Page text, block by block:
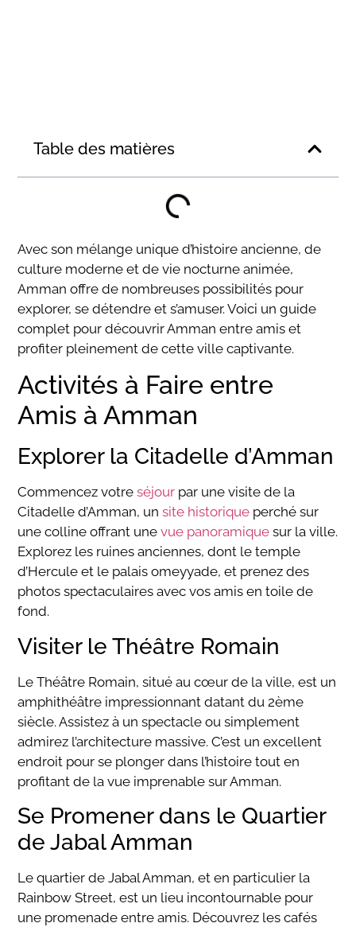
Table des matières
Avec son mélange unique d’histoire ancienne, de
culture moderne et de vie nocturne animée,
Amman offre de nombreuses possibilités pour
explorer, se détendre et s’amuser. Voici un guide
complet pour découvrir Amman entre amis et
profiter pleinement de cette ville captivante.
Activités à Faire entre
Amis à Amman
Explorer la Citadelle d’Amman
Commencez votreséjour par une visite de la
Citadelle d’Amman, unsite historique perché sur
une colline offrant unevue panoramique sur la ville.
Explorez les ruines anciennes, dont le temple
d’Hercule et le palais omeyyade, et prenez des
photos spectaculaires avec vos amis en toile de
fond.
Visiter le Théâtre Romain
Le Théâtre Romain, situé au cœur de la ville, est un
amphithéâtre impressionnant datant du 2ème
siècle. Assistez à un spectacle ou simplement
admirez l’architecture massive. C’est un excellent
endroit pour se plonger dans l’histoire tout en
profitant de la vue imprenable sur Amman.
Se Promener dans le Quartier
de Jabal Amman
Le quartier de Jabal Amman, et en particulier la
Rainbow Street, est un lieu incontournable pour
une promenade entre amis. Découvrez les cafés